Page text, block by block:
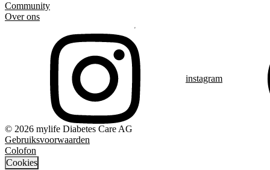
Community
Over ons
instagram
© 2026 mylife Diabetes Care AG
Gebruiksvoorwaarden
Colofon
Cookies